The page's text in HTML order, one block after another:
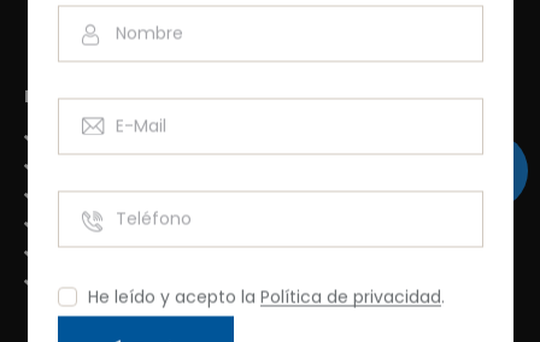
Encuentra en Ocio Azul
Viviendas en venta en Costa Cálida
Inmuebles a la venta en Costa Blanca
Villas de obra nueva en Costa Blanca
Apartamentos de obra nueva en Costa Blanca
Chalets en venta en Costa Blanca
He leído y acepto la Política de privacidad.